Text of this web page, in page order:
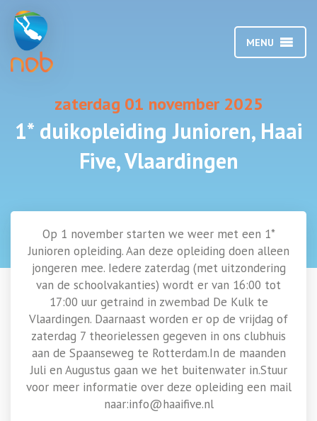
MENU
zaterdag 01 november 2025
1* duikopleiding Junioren, Haai
Five, Vlaardingen
Op 1 november starten we weer met een 1*
Junioren opleiding. Aan deze opleiding doen alleen
jongeren mee. Iedere zaterdag (met uitzondering
van de schoolvakanties) wordt er van 16:00 tot
17:00 uur getraind in zwembad De Kulk te
Vlaardingen. Daarnaast worden er op de vrijdag of
zaterdag 7 theorielessen gegeven in ons clubhuis
aan de Spaanseweg te Rotterdam.In de maanden
Juli en Augustus gaan we het buitenwater in.Stuur
voor meer informatie over deze opleiding een mail
naar:info@haaifive.nl